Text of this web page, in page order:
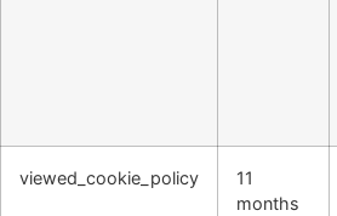
viewed_cookie_policy
11
months